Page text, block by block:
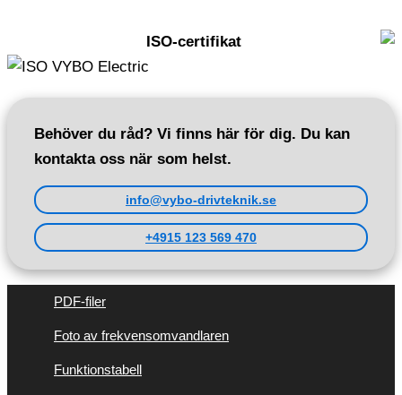
ISO-certifikat
Behöver du råd? Vi finns här för dig. Du kan
kontakta oss när som helst.
info@vybo-drivteknik.se
+4915 123 569 470
PDF-filer
Foto av frekvensomvandlaren
Funktionstabell